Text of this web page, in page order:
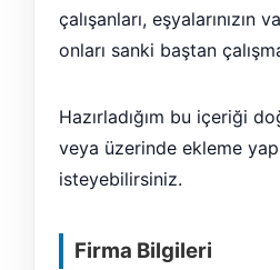
çalışanları, eşyalarınızın
onları sanki baştan
Hazırladığım bu içeriği
veya üzerinde ekleme
isteyebilirsiniz.
Firma Bilgileri